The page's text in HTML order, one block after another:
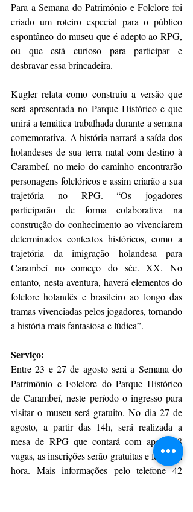
Para a Semana do Patrimônio e Folclore foi
criado um roteiro especial para o público
espontâneo do museu que é adepto ao RPG,
ou que está curioso para participar e
desbravar essa brincadeira.
Kugler relata como construiu a versão que
será apresentada no Parque Histórico e que
unirá a temática trabalhada durante a semana
comemorativa. A história narrará a saída dos
holandeses de sua terra natal com destino à
Carambeí, no meio do caminho encontrarão
personagens folclóricos e assim criarão a sua
trajetória no RPG. “Os jogadores
participarão de forma colaborativa na
construção do conhecimento ao vivenciarem
determinados contextos históricos, como a
trajetória da imigração holandesa para
Carambeí no começo do séc. XX. No
entanto, nesta aventura, haverá elementos do
folclore holandês e brasileiro ao longo das
tramas vivenciadas pelos jogadores, tornando
a história mais fantasiosa e lúdica”.
Serviço:
Entre 23 e 27 de agosto será a Semana do
Patrimônio e Folclore do Parque Histórico
de Carambeí, neste período o ingresso para
visitar o museu será gratuito. No dia 27 de
agosto, a partir das 14h, será realizada a
mesa de RPG que contará com apenas 8
vagas, as inscrições serão gratuitas e feitas na
hora. Mais informações pelo telefone 42